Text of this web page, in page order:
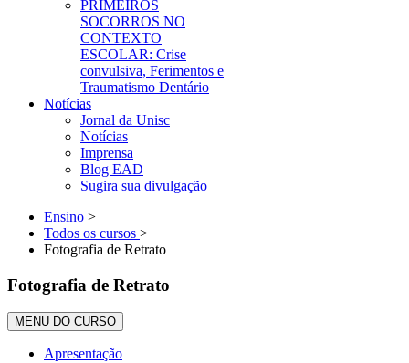
PRIMEIROS
SOCORROS NO
CONTEXTO
ESCOLAR: Crise
convulsiva, Ferimentos e
Traumatismo Dentário
Notícias
Jornal da Unisc
Notícias
Imprensa
Blog EAD
Sugira sua divulgação
Ensino >
Todos os cursos >
Fotografia de Retrato
Fotografia de Retrato
MENU DO CURSO
Apresentação